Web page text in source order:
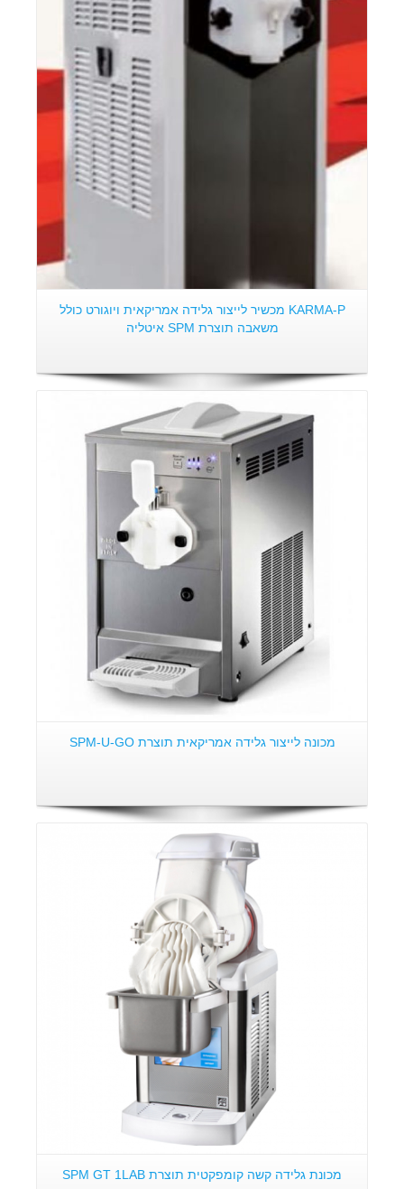
פרטים:
KARMA-P מכשיר לייצור גלידה אמריקאית ויוגורט כולל
משאבה תוצרת SPM איטליה
פרטים:
מכונה לייצור גלידה אמריקאית תוצרת SPM-U-GO
פרטים:
מכונת גלידה קשה קומפקטית תוצרת SPM GT 1LAB